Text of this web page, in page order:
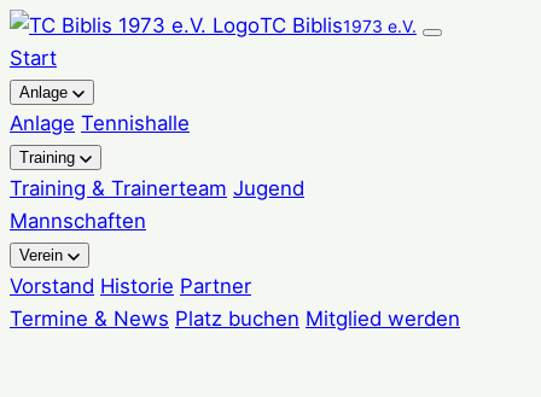
Zum
Inhalt
springen
TC Biblis1973 e.V.
Start
Anlage
Anlage Tennishalle
Training
Training & Trainerteam Jugend
Mannschaften
Verein
Vorstand Historie Partner
Termine & News Platz buchen Mitglied werden